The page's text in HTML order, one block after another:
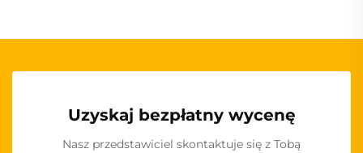
Uzyskaj bezpłatny wycenę
Nasz przedstawiciel skontaktuje się z Tobą